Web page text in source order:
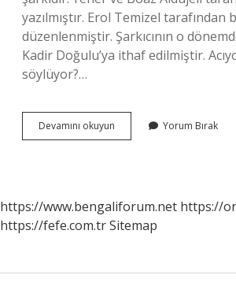
yazılmıştır. Erol Temizel tarafından
düzenlenmiştir. Şarkıcının o
Kadir Doğulu’ya ithaf edilmiştir.
söylüyor?…
Devamını okuyun
Veriyor
Yorum Bırak
https://www.bengaliforum.net https://
https://fefe.com.trSitemap